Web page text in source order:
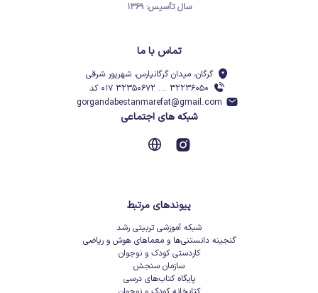
سال تأسیس: ۱۳۶۹
تماس با ما
گرگان، میدان گرگانپارس، شهریور شرقی
۳۲۲۳۶۰۵۰ ... ۳۲۳۵۰۶۷۲ ۰۱۷ کد
gorgandabestanmarefat@gmail.com
شبکه های اجتماعی
پیوندهای مرتبط
شبکه آموزشی تربیتی رشد
گنجینه دانستنی‌ها و معماهای هوش و ریاضی
کاردستی کودک و نوجوان
سازمان سنجش
پایگاه کتاب‌های درسی